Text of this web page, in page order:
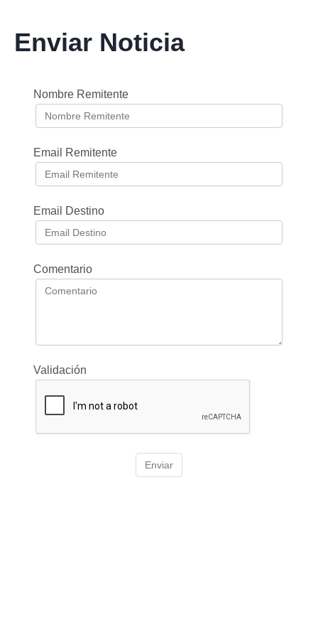
Enviar Noticia
Nombre Remitente
Email Remitente
Email Destino
Comentario
Validación